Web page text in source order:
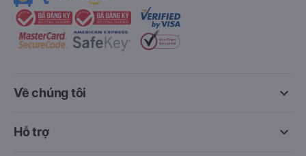
keyboard_arrow_down
Về chúng tôi
keyboard_arrow_down
Hỗ trợ